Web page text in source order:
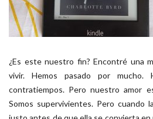
¿Es este nuestro fin? Encontré una
vivir. Hemos pasado por mucho.
contratiempos. Pero nuestro amor
Somos supervivientes. Pero cuando